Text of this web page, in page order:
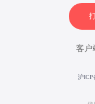
客户
沪ICP